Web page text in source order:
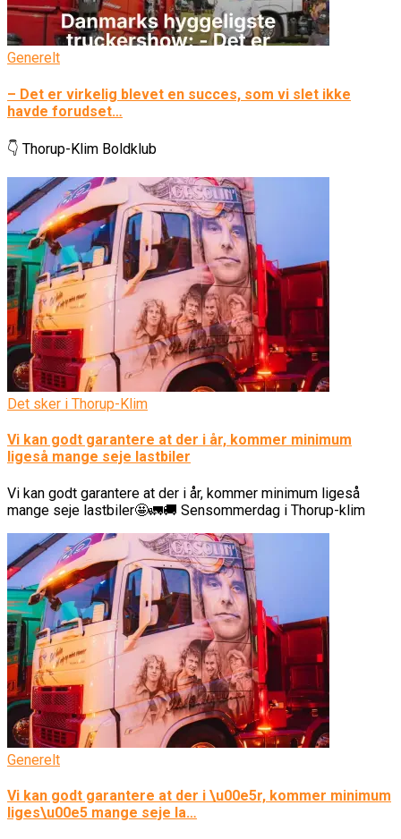
Generelt
– Det er virkelig blevet en succes, som vi slet ikke
havde forudset…
👇 Thorup-Klim Boldklub
Det sker i Thorup-Klim
Vi kan godt garantere at der i år, kommer minimum
ligeså mange seje lastbiler
Vi kan godt garantere at der i år, kommer minimum ligeså
mange seje lastbiler🤩🚛🚚 Sensommerdag i Thorup-klim
Generelt
Vi kan godt garantere at der i \u00e5r, kommer minimum
liges\u00e5 mange seje la…